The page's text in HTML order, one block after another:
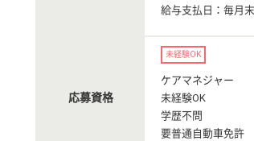
給与支払日：毎月
応募資格
未経験OK
ケアマネジャー
未経験OK
学歴不問
要普通自動車免許